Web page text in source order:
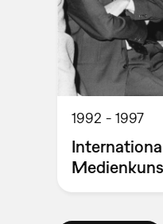
1992 1997